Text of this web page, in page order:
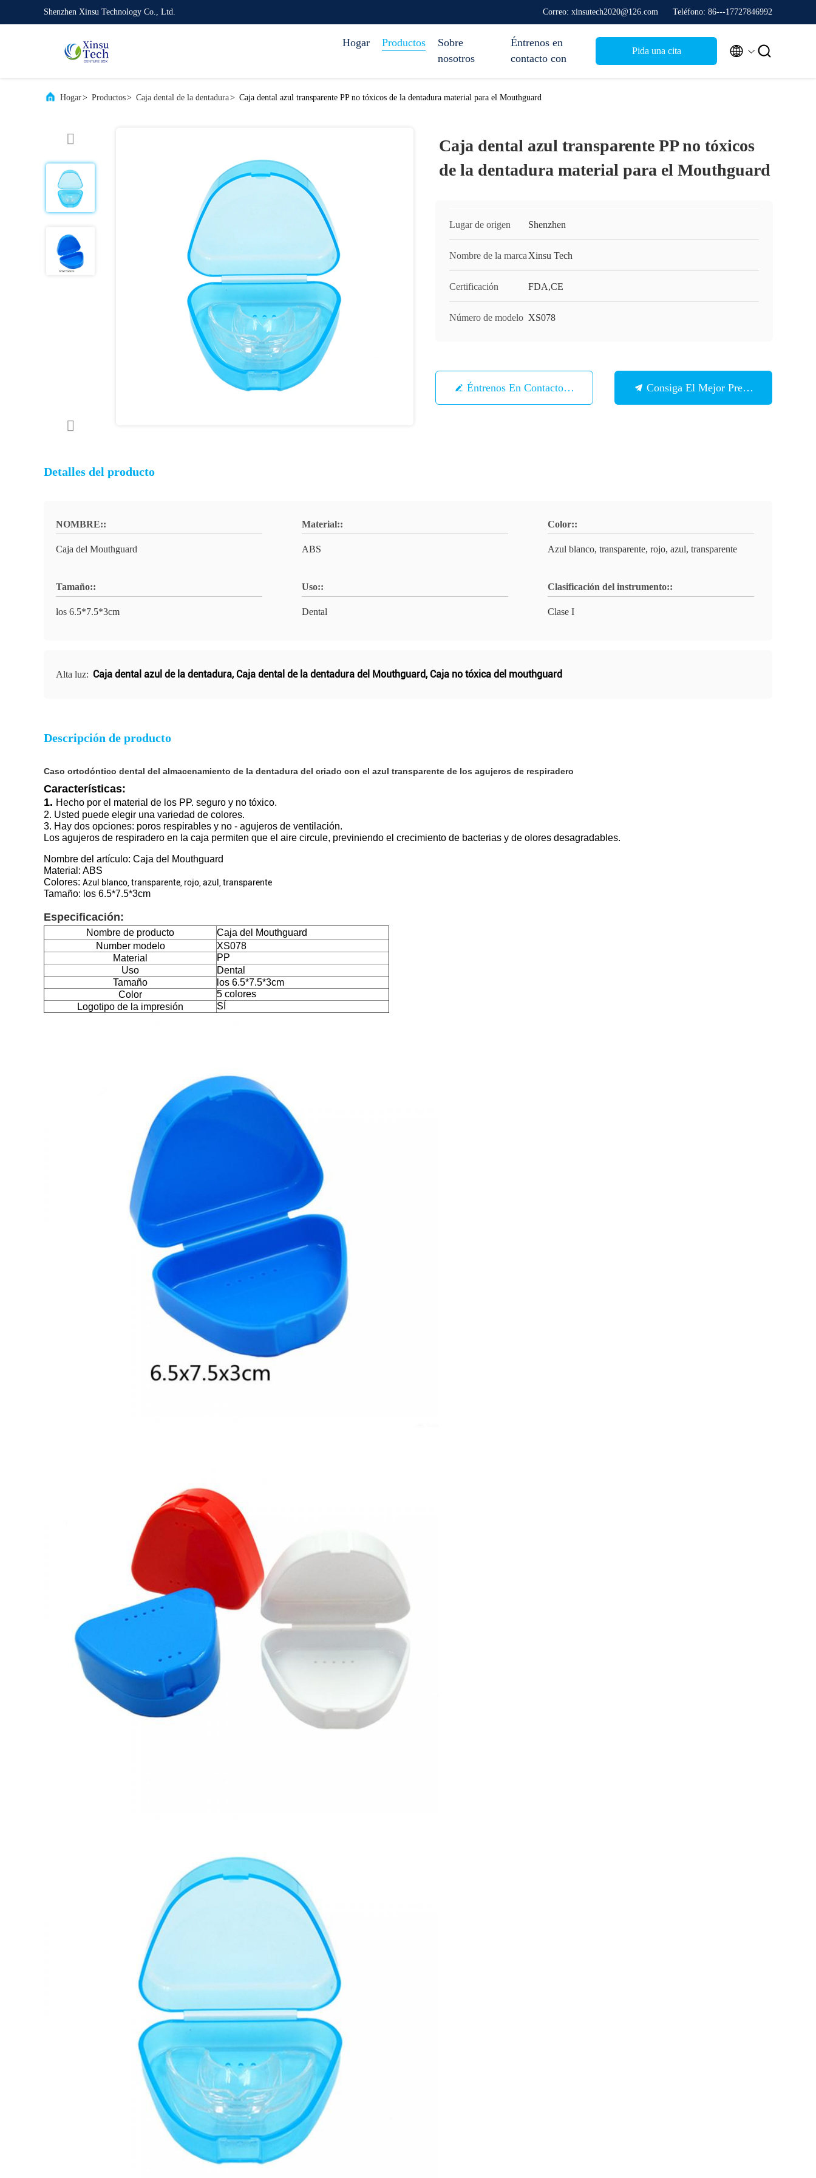
Shenzhen Xinsu Technology Co., Ltd. Correo: xinsutech2020@126.com Teléfono: 86---17727846992
Hogar Productos
Sobre
nosotros
Éntrenos en
contacto con
Pida una cita  
Hogar> Productos> Caja dental de la dentadura> Caja dental azul transparente PP no tóxicos de la dentadura material para el Mouthguard
Caja dental azul transparente PP no tóxicos
de la dentadura material para el Mouthguard
Lugar de origen Shenzhen
Nombre de la marca Xinsu Tech
Certificación FDA,CE
Número de modelo XS078
Éntrenos En Contacto Con Consiga El Mejor Precio
Detalles del producto
NOMBRE::
Caja del Mouthguard
Material::
ABS
Color::
Azul blanco, transparente, rojo, azul, transparente
Tamaño::
los 6.5*7.5*3cm
Uso::
Dental
Clasificación del instrumento::
Clase I
Alta luz: Caja dental azul de la dentadura, Caja dental de la dentadura del Mouthguard, Caja no tóxica del mouthguard
Descripción de producto
Caso ortodóntico dental del almacenamiento de la dentadura del criado con el azul transparente de los agujeros de respiradero
Características:
1. Hecho por el material de los PP. seguro y no tóxico.
2. Usted puede elegir una variedad de colores.
3. Hay dos opciones: poros respirables y no - agujeros de ventilación.
Los agujeros de respiradero en la caja permiten que el aire circule, previniendo el crecimiento de bacterias y de olores desagradables.
Nombre del artículo: Caja del Mouthguard
Material: ABS
Colores: Azul blanco, transparente, rojo, azul, transparente
Tamaño: los 6.5*7.5*3cm
Especificación:
Nombre de producto
Caja del Mouthguard
Number modelo
XS078
Material
PP
Uso
Dental
Tamaño
los 6.5*7.5*3cm
Color
5 colores
Logotipo de la impresión
SÍ